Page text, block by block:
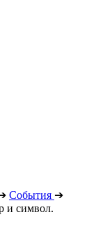
События ➔
и символ.